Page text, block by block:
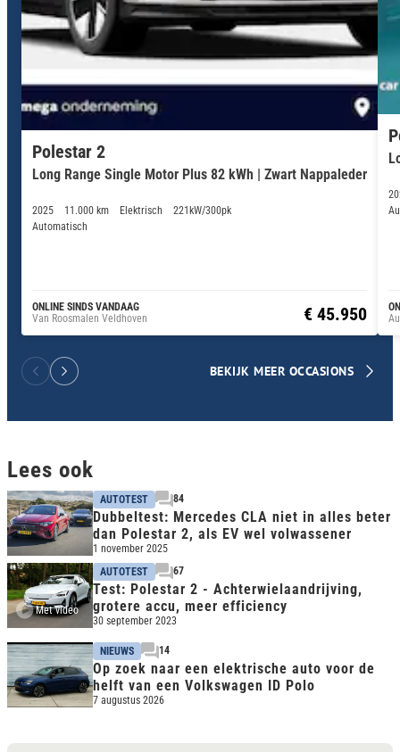
Polestar 2
Long Range Single Motor Plus 82 kWh | Zwart Nappaleder
2025 11.000 km Elektrisch
221kW/300pk
Automatisch
ONLINE SINDS VANDAAG
Van Roosmalen Veldhoven
€ 45.950
BEKIJK MEER OCCASIONS
Lees ook
AUTOTEST 84
Dubbeltest: Mercedes CLA niet in alles beter
dan Polestar 2, als EV wel volwassener
1 november 2025
Met video
AUTOTEST 67
Test: Polestar 2 - Achterwielaandrijving,
grotere accu, meer efficiency
30 september 2023
NIEUWS 14
Op zoek naar een elektrische auto voor de
helft van een Volkswagen ID Polo
7 augustus 2026